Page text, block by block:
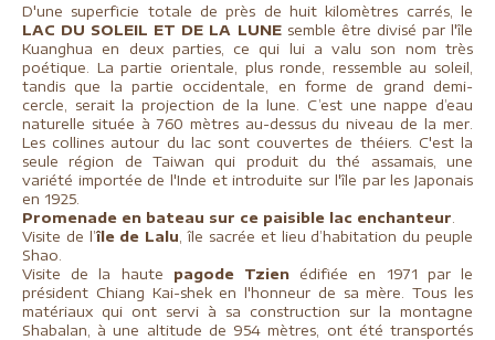
D'une superficie totale de près de huit kilomètres carrés, le
LAC DU SOLEIL ET DE LA LUNEsemble être divisé par l'île
Kuanghua en deux parties, ce qui lui a valu son nom très
poétique. La partie orientale, plus ronde, ressemble au soleil,
tandis que la partie occidentale, en forme de grand demi-
cercle, serait la projection de la lune. C’est une nappe d’eau
naturelle située à 760 mètres au-dessus du niveau de la mer.
Les collines autour du lac sont couvertes de théiers. C'est la
seule région de Taiwan qui produit du thé assamais, une
variété importée de l'Inde et introduite sur l'île par les Japonais
en 1925.
Promenade en bateau sur ce paisible lac enchanteur
Visite de l’île de Lalu , île sacrée et lieu d’habitation du peuple
Shao.
Visite de la haute pagode Tzien édifiée en 1971 par le
président Chiang Kai-shek en l'honneur de sa mère. Tous les
matériaux qui ont servi à sa construction sur la montagne
Shabalan, à une altitude de 954 mètres, ont été transportés